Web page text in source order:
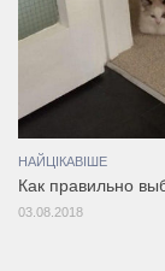
НАЙЦІКАВІШЕ
Как правильно
03.08.2018